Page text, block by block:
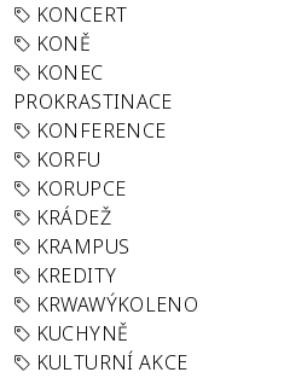
KONCERT
KONĚ
KONEC
PROKRASTINACE
KONFERENCE
KORFU
KORUPCE
KRÁDEŽ
KRAMPUS
KREDITY
KRWAWÝKOLENO
KUCHYNĚ
KULTURNÍ AKCE